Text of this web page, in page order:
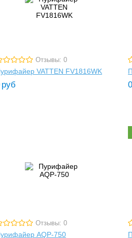
Отзывы: 0
VATTEN FV1816WK
руб 0
Отзывы: 0
AQP-750